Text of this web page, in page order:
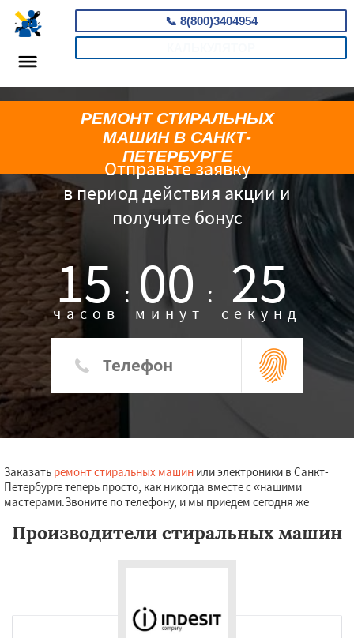
📞 8(800)3404954
Отправьте заявку
в период действия акции и
получите бонус
15 :
часов 00 :
минут 24
секунд
РЕМОНТ СТИРАЛЬНЫХ
МАШИН В САНКТ-
ПЕТЕРБУРГЕ
Заказать ремонт стиральных машин или электроники в Санкт-
Петербурге теперь просто, как никогда вместе с «нашими
мастерами.Звоните по телефону, и мы приедем сегодня же
Производители стиральных машин